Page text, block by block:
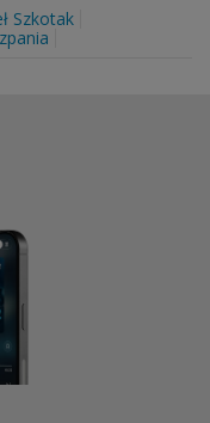
Szkotak